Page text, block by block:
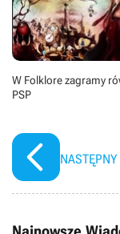
W Folklore zagramy
PSP
NASTĘPNY